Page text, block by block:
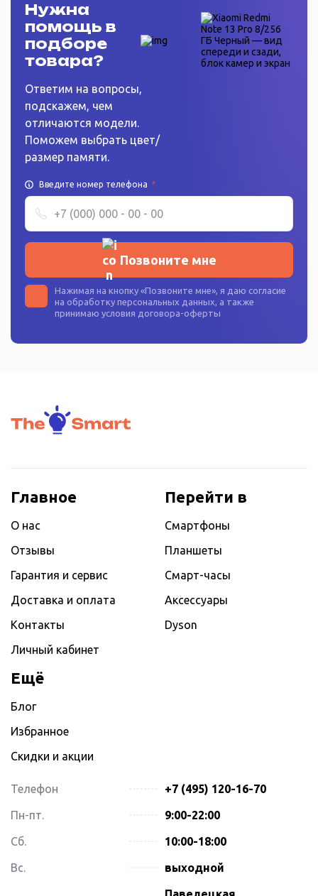
Нужна
помощь в
подборе
товара?
Ответим на вопросы,
подскажем, чем
отличаются модели.
Поможем выбрать цвет/
размер памяти.
Введите номер телефона *
Позвоните мне
Нажимая на кнопку «Позвоните мне», я даю согласие
на обработку персональных данных, а также
принимаю условия договора-оферты
Главное
О нас
Отзывы
Гарантия и сервис
Доставка и оплата
Контакты
Личный кабинет
Перейти в
Смартфоны
Планшеты
Смарт-часы
Аксессуары
Dyson
Ещё
Блог
Избранное
Скидки и акции
Телефон +7 (495) 120-16-70
Пн-пт. 9:00-22:00
Сб. 10:00-18:00
Вс. выходной